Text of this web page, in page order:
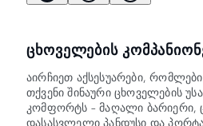
ᲪᲮᲝᲕᲔᲚᲔᲑᲘᲡ
აირჩიეთ აქსესუარები,
თქვენი შინაური ცხოველების
კომფორტს – მაღალი ბარიერი,
დასასვლელი პანდუსი და